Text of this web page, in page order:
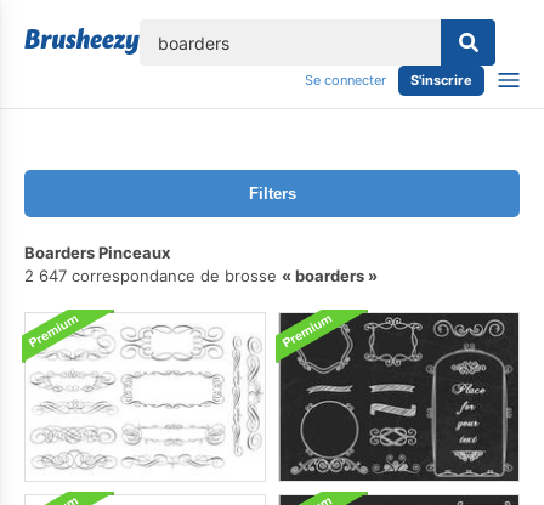
Se connecter S'inscrire
Filters
Boarders Pinceaux
2 647 correspondance de brosse
boarders